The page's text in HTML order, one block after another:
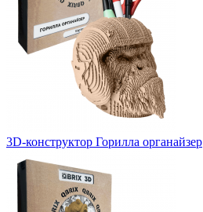
3D-конструктор Горилла органайзер